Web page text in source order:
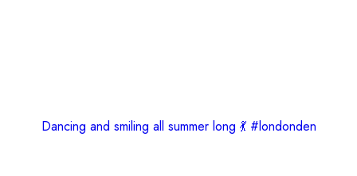
Dancing and smiling all summer long 💃 #londonden